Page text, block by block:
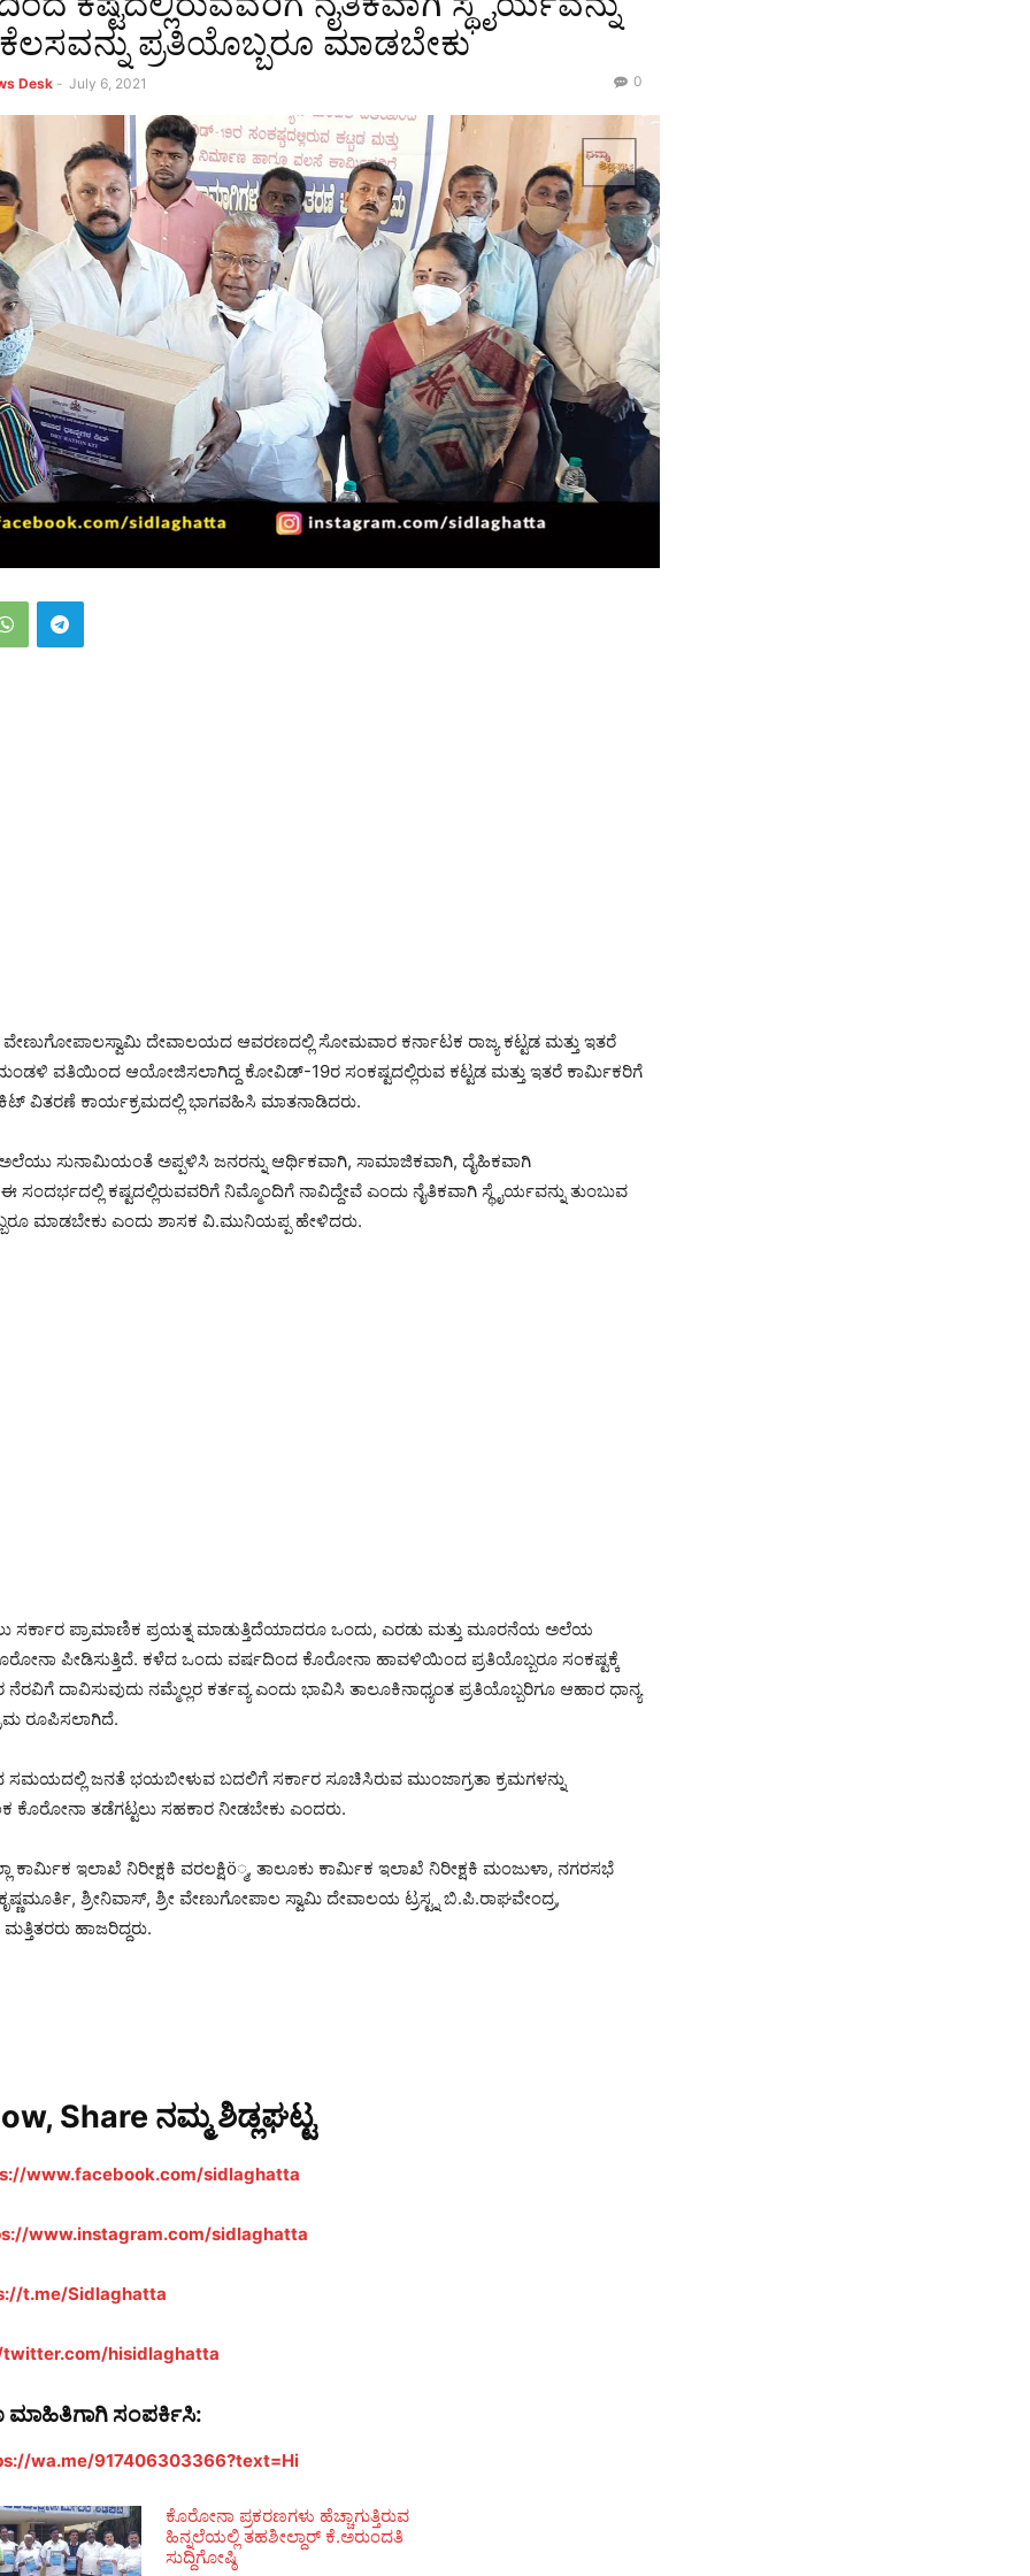
ಪ್ರತಿಯೊಬ್ಬರೂ ಮಾಡಬೇಕು
Desk - July 6, 2021 0
ವೇಣುಗೋಪಾಲಸ್ವಾಮಿ ದೇವಾಲಯದ ಆವರಣದಲ್ಲಿ ಸೋಮವಾರ ಕರ್ನಾಟಕ ರಾಜ್ಯ ಕಟ್ಟಡ ಮತ್ತು ಇತರೆ
ವತಿಯಿಂದ ಆಯೋಜಿಸಲಾಗಿದ್ದ ಕೋವಿಡ್-19ರ ಸಂಕಷ್ಟದಲ್ಲಿರುವ ಕಟ್ಟಡ ಮತ್ತು ಇತರೆ ಕಾರ್ಮಿಕರಿಗೆ
ವಿತರಣೆ ಕಾರ್ಯಕ್ರಮದಲ್ಲಿ ಭಾಗವಹಿಸಿ ಮಾತನಾಡಿದರು.
ಸುನಾಮಿಯಂತೆ ಅಪ್ಪಳಿಸಿ ಜನರನ್ನು ಆರ್ಥಿಕವಾಗಿ, ಸಾಮಾಜಿಕವಾಗಿ, ದೈಹಿಕವಾಗಿ
ಸಂದರ್ಭದಲ್ಲಿ ಕಷ್ಟದಲ್ಲಿರುವವರಿಗೆ ನಿಮ್ಮೊಂದಿಗೆ ನಾವಿದ್ದೇವೆ ಎಂದು ನೈತಿಕವಾಗಿ ಸ್ಥೈರ್ಯವನ್ನು ತುಂಬುವ
ಮಾಡಬೇಕು ಎಂದು ಶಾಸಕ ವಿ.ಮುನಿಯಪ್ಪ ಹೇಳಿದರು.
ಸರ್ಕಾರ ಪ್ರಾಮಾಣಿಕ ಪ್ರಯತ್ನ ಮಾಡುತ್ತಿದೆಯಾದರೂ ಒಂದು, ಎರಡು ಮತ್ತು ಮೂರನೆಯ ಅಲೆಯ
ಪೀಡಿಸುತ್ತಿದೆ. ಕಳೆದ ಒಂದು ವರ್ಷದಿಂದ ಕೊರೋನಾ ಹಾವಳಿಯಿಂದ ಪ್ರತಿಯೊಬ್ಬರೂ ಸಂಕಷ್ಟಕ್ಕೆ
ನೆರವಿಗೆ ದಾವಿಸುವುದು ನಮ್ಮೆಲ್ಲರ ಕರ್ತವ್ಯ ಎಂದು ಭಾವಿಸಿ ತಾಲೂಕಿನಾಧ್ಯಂತ ಪ್ರತಿಯೊಬ್ಬರಿಗೂ ಆಹಾರ ಧಾನ್ಯ
ರೂಪಿಸಲಾಗಿದೆ.
ಸಮಯದಲ್ಲಿ ಜನತೆ ಭಯಬೀಳುವ ಬದಲಿಗೆ ಸರ್ಕಾರ ಸೂಚಿಸಿರುವ ಮುಂಜಾಗ್ರತಾ ಕ್ರಮಗಳನ್ನು
ಕೊರೋನಾ ತಡೆಗಟ್ಟಲು ಸಹಕಾರ ನೀಡಬೇಕು ಎಂದರು.
ಕಾರ್ಮಿಕ ಇಲಾಖೆ ನಿರೀಕ್ಷಕಿ ವರಲಕ್ಷಿö್ಮ, ತಾಲೂಕು ಕಾರ್ಮಿಕ ಇಲಾಖೆ ನಿರೀಕ್ಷಕಿ ಮಂಜುಳಾ, ನಗರಸಭೆ
ಶ್ರೀನಿವಾಸ್, ಶ್ರೀ ವೇಣುಗೋಪಾಲ ಸ್ವಾಮಿ ದೇವಾಲಯ ಟ್ರಸ್ಟ್ನ ಬಿ.ಪಿ.ರಾಘವೇಂದ್ರ,
ಹಾಜರಿದ್ದರು.
Share ನಮ್ಮ ಶಿಡ್ಲಘಟ್ಟ
www.facebook.com/sidlaghatta
www.instagram.com/sidlaghatta
t.me/Sidlaghatta
hisidlaghatta
ಮಾಹಿತಿಗಾಗಿ ಸಂಪರ್ಕಿಸಿ:
wa.me/917406303366?text=Hi
ಕೊರೋನಾ ಪ್ರಕರಣಗಳು ಹೆಚ್ಚಾಗುತ್ತಿರುವ
ಹಿನ್ನಲೆಯಲ್ಲಿ ತಹಶೀಲ್ದಾರ್ ಕೆ.ಅರುಂದತಿ
ಸುದ್ದಿಗೋಷ್ಠಿ